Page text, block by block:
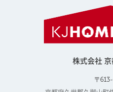
株式会社
〒